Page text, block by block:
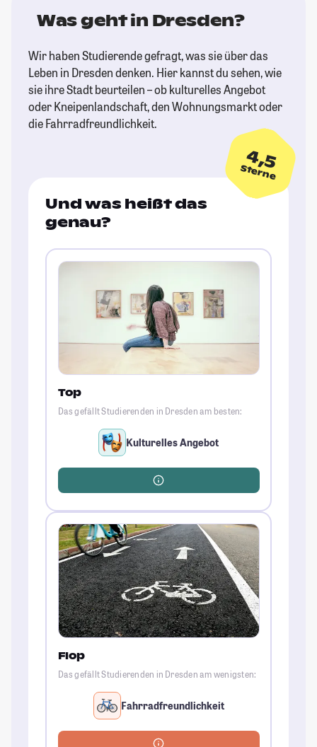
Was geht in Dresden?
Wir haben Studierende gefragt, was sie über das
Leben in Dresden denken. Hier kannst du sehen, wie
sie ihre Stadt beurteilen – ob kulturelles Angebot
oder Kneipenlandschaft, den Wohnungsmarkt oder
die Fahrradfreundlichkeit.
4,5
Sterne
Und was heißt das
genau?
Top
Das gefällt Studierenden in Dresden am besten:
Kulturelles Angebot
Flop
Das gefällt Studierenden in Dresden am wenigsten:
Fahrradfreundlichkeit